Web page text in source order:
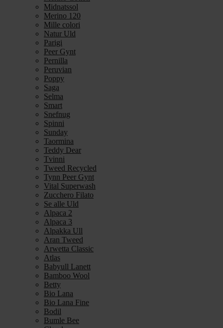
Midnatssol
Merino 120
Mille colori
Natur Uld
Parigi
Peer Gynt
Pernilla
Peruvian
Poppy
Saga
Selma
Smart
Snefnug
Spinni
Sunday
Taormina
Teddy Dear
Tvinni
Tweed Recycled
Tynn Peer Gynt
Vital Superwash
Zucchero Filato
Se alle Uld
Alpaca 2
Alpaca 3
Alpakka Ull
Aran Tweed
Arwetta Classic
Atlas
Babyull Lanett
Bamboo Wool
Betty
Bio Lana
Bio Lana Fine
Bodil
Bumle Bee